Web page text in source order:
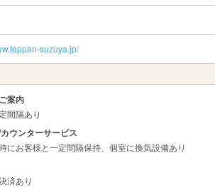
suzuya.jp/
案内
間隔あり
ウンターサービス
にお客様と一定間隔保持、個室に換気設備あり
済あり